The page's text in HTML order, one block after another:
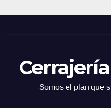
Somos el plan que